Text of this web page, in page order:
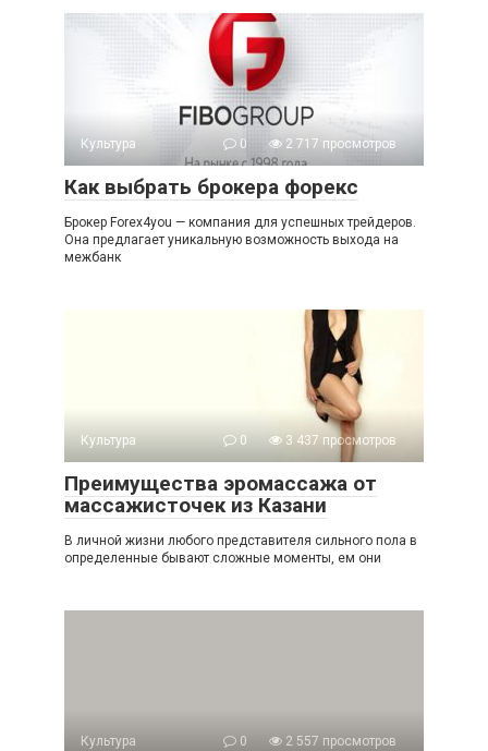
Культура 0 2 717 просмотров
Как выбрать брокера форекс
Брокер Forex4you — компания для успешных трейдеров.
Она предлагает уникальную возможность выхода на
межбанк
Культура 0 3 437 просмотров
Преимущества эромассажа от
массажисточек из Казани
В личной жизни любого представителя сильного пола в
определенные бывают сложные моменты, ем они
Культура 0 2 557 просмотров